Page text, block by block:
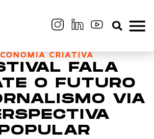
CRIATIVA
FALA
O FUTURO
VIA